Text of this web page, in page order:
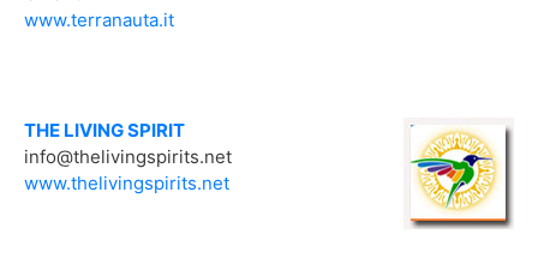
www.terranauta.it
THE LIVING SPIRIT
info@thelivingspirits.net
www.thelivingspirits.net